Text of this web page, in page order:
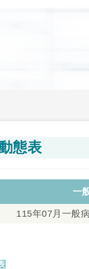
態表
一
115年07月一般